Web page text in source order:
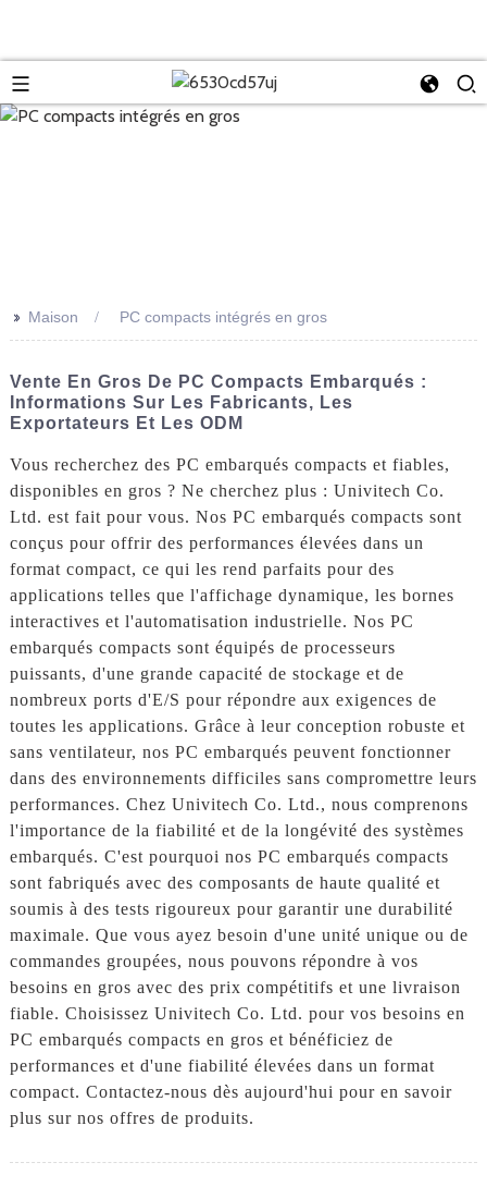
>> Maison PC compacts intégrés en gros
Vente En Gros De PC Compacts Embarqués :
Informations Sur Les Fabricants, Les
Exportateurs Et Les ODM
Vous recherchez des PC embarqués compacts et fiables,
disponibles en gros ? Ne cherchez plus : Univitech Co.
Ltd. est fait pour vous. Nos PC embarqués compacts sont
conçus pour offrir des performances élevées dans un
format compact, ce qui les rend parfaits pour des
applications telles que l'affichage dynamique, les bornes
interactives et l'automatisation industrielle. Nos PC
embarqués compacts sont équipés de processeurs
puissants, d'une grande capacité de stockage et de
nombreux ports d'E/S pour répondre aux exigences de
toutes les applications. Grâce à leur conception robuste et
sans ventilateur, nos PC embarqués peuvent fonctionner
dans des environnements difficiles sans compromettre leurs
performances. Chez Univitech Co. Ltd., nous comprenons
l'importance de la fiabilité et de la longévité des systèmes
embarqués. C'est pourquoi nos PC embarqués compacts
sont fabriqués avec des composants de haute qualité et
soumis à des tests rigoureux pour garantir une durabilité
maximale. Que vous ayez besoin d'une unité unique ou de
commandes groupées, nous pouvons répondre à vos
besoins en gros avec des prix compétitifs et une livraison
fiable. Choisissez Univitech Co. Ltd. pour vos besoins en
PC embarqués compacts en gros et bénéficiez de
performances et d'une fiabilité élevées dans un format
compact. Contactez-nous dès aujourd'hui pour en savoir
plus sur nos offres de produits.